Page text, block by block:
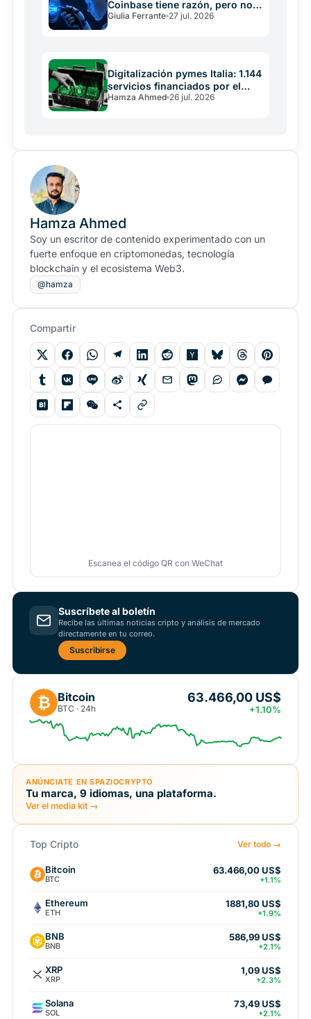
Coinbase tiene razón, pero no
es árbitro neutral
Giulia Ferrante 27 jul. 2026
Digitalización pymes Italia: 1.144
servicios financiados por el
PNRR
Hamza Ahmed 26 jul. 2026
Hamza Ahmed
Soy un escritor de contenido experimentado con un
fuerte enfoque en criptomonedas, tecnología
blockchain y el ecosistema Web3.
@hamza
Compartir
Escanea el código QR con WeChat
Suscríbete al boletín
Recibe las últimas noticias cripto y análisis de mercado
directamente en tu correo.
Suscribirse
₿ Bitcoin
BTC · 24h
63.466,00 US$
+1.10%
ANÚNCIATE EN SPAZIOCRYPTO
Tu marca, 9 idiomas, una plataforma.
Ver el media kit →
Top Cripto Ver todo →
Bitcoin
BTC
63.466,00 US$
+1.1%
Ethereum
ETH
1881,80 US$
+1.9%
BNB
BNB
586,99 US$
+2.1%
XRP
XRP
1,09 US$
+2.3%
Solana
SOL
73,49 US$
+2.1%